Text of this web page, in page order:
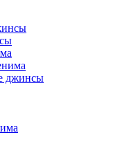
джинсы